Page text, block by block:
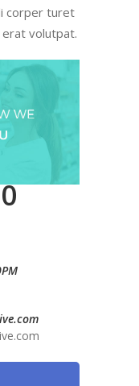
corper turet
volutpat.